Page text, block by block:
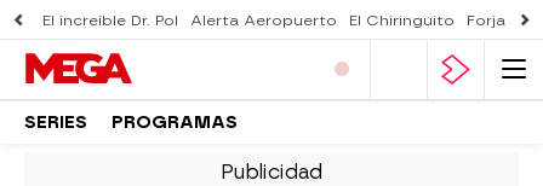
El increíble Dr. Pol Alerta Aeropuerto El Chiringuito Forjado
SERIES PROGRAMAS